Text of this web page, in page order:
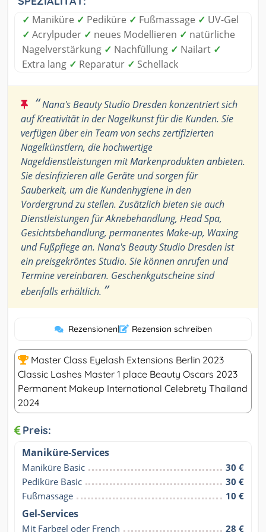
✓ Maniküre ✓ Pediküre ✓ Fußmassage ✓ UV-Gel
✓ Acrylpuder ✓ neues Modellieren ✓ natürliche
Nagelverstärkung ✓ Nachfüllung ✓ Nailart ✓
Extra lang ✓ Reparatur ✓ Schellack
“Nana's Beauty Studio Dresden konzentriert sich
auf Kreativität in der Nagelkunst für die Kunden. Sie
verfügen über ein Team von sechs zertifizierten
Nagelkünstlern, die hochwertige
Nageldienstleistungen mit Markenprodukten anbieten.
Sie desinfizieren alle Geräte und sorgen für
Sauberkeit, um die Kundenhygiene in den
Vordergrund zu stellen. Zusätzlich bieten sie auch
Dienstleistungen für Aknebehandlung, Head Spa,
Gesichtsbehandlung, permanentes Make-up, Waxing
und Fußpflege an. Nana's Beauty Studio Dresden ist
ein preisgekröntes Studio. Sie können anrufen und
Termine vereinbaren. Geschenkgutscheine sind
ebenfalls erhältlich. ”
Rezensionen| Rezension schreiben
Master Class Eyelash Extensions Berlin 2023
Classic Lashes Master 1 place Beauty Oscars 2023
Permanent Makeup International Celebrety Thailand
2024
Preis:
Maniküre-Services
Maniküre Basic
30 €
Pediküre Basic
30 €
Fußmassage
10 €
Gel-Services
Mit Farbgel oder French 28 €